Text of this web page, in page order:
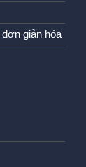
giản hóa